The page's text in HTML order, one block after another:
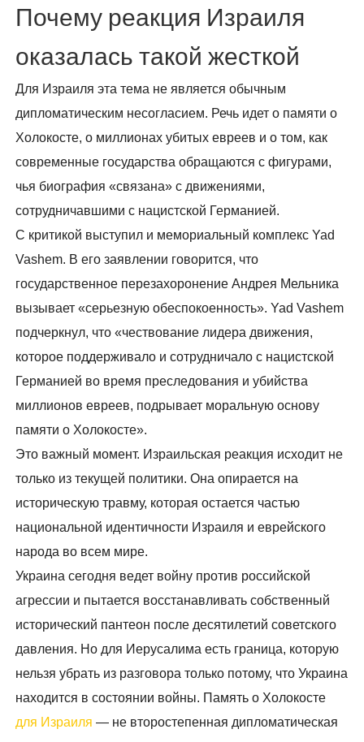
Почему реакция Израиля
оказалась такой жесткой
Для Израиля эта тема не является обычным
дипломатическим несогласием. Речь идет о памяти о
Холокосте, о миллионах убитых евреев и о том, как
современные государства обращаются с фигурами,
чья биография «связана» с движениями,
сотрудничавшими с нацистской Германией.
С критикой выступил и мемориальный комплекс Yad
Vashem. В его заявлении говорится, что
государственное перезахоронение Андрея Мельника
вызывает «серьезную обеспокоенность». Yad Vashem
подчеркнул, что «чествование лидера движения,
которое поддерживало и сотрудничало с нацистской
Германией во время преследования и убийства
миллионов евреев, подрывает моральную основу
памяти о Холокосте».
Это важный момент. Израильская реакция исходит не
только из текущей политики. Она опирается на
историческую травму, которая остается частью
национальной идентичности Израиля и еврейского
народа во всем мире.
Украина сегодня ведет войну против российской
агрессии и пытается восстанавливать собственный
исторический пантеон после десятилетий советского
давления. Но для Иерусалима есть граница, которую
нельзя убрать из разговора только потому, что Украина
находится в состоянии войны. Память о Холокосте
для Израиля — не второстепенная дипломатическая